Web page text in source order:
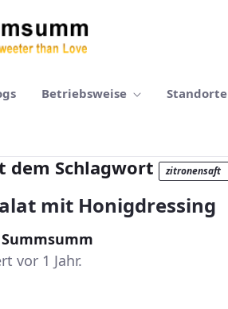
Betriebsweise Standorte
dem Schlagwort zitronensaft
mit Honigdressing
vor 1 Jahr.